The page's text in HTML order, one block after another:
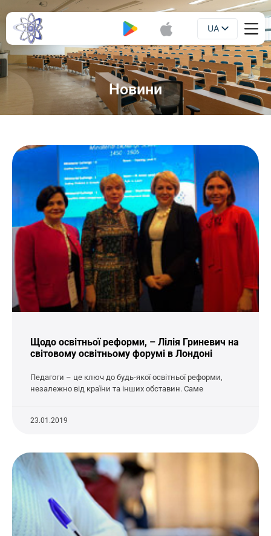
UA
EN
Новини
Щодо освітньої реформи, – Лілія Гриневич на
світовому освітньому форумі в Лондоні
Педагоги – це ключ до будь-якої освітньої реформи,
незалежно від країни та інших обставин. Саме
23.01.2019